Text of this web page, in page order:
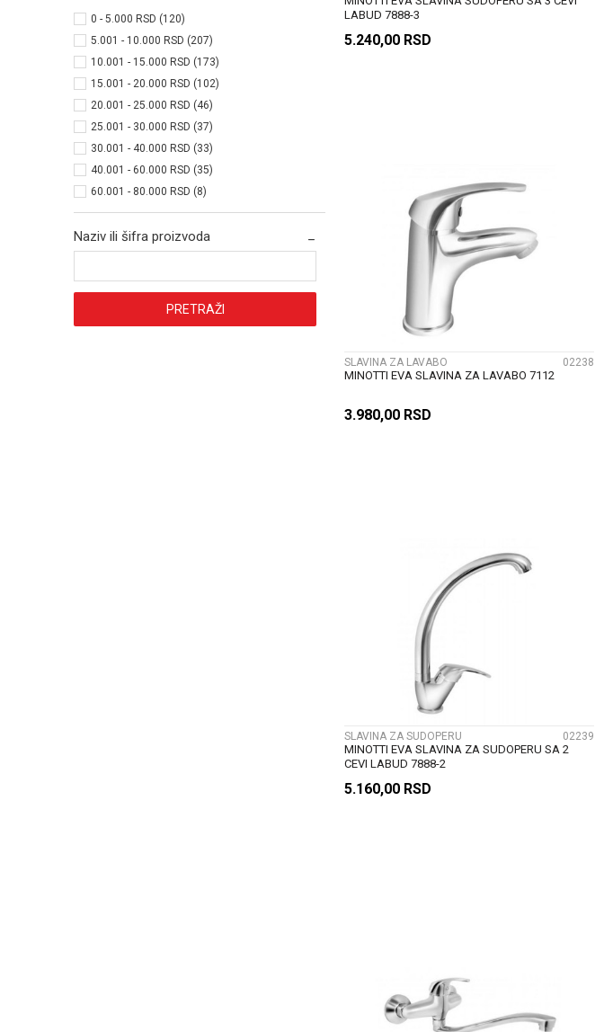
0 - 5.000 RSD (120)
5.001 - 10.000 RSD (207)
10.001 - 15.000 RSD (173)
15.001 - 20.000 RSD (102)
20.001 - 25.000 RSD (46)
25.001 - 30.000 RSD (37)
30.001 - 40.000 RSD (33)
40.001 - 60.000 RSD (35)
60.001 - 80.000 RSD (8)
Naziv ili šifra proizvoda
PRETRAŽI
LABUD 7888-3
5.240,00 RSD
UPOREDI
SLAVINA ZA LAVABO 02238
MINOTTI EVA SLAVINA ZA LAVABO 7112
3.980,00 RSD
SLAVINA ZA SUDOPERU 02239
MINOTTI EVA SLAVINA ZA SUDOPERU SA 2
CEVI LABUD 7888-2
5.160,00 RSD
UPOREDI